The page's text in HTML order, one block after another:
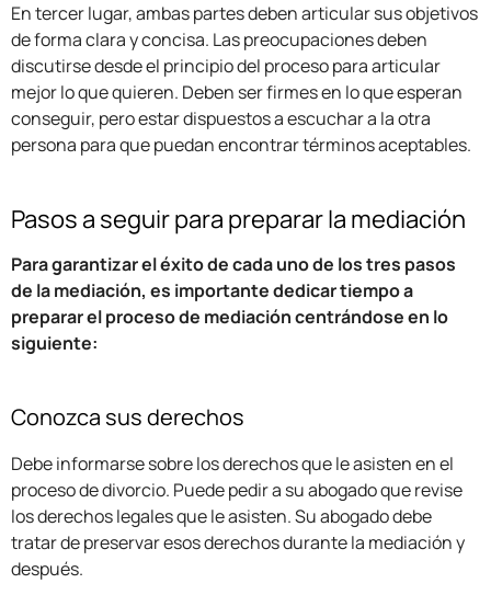
En tercer lugar, ambas partes deben articular sus objetivos
de forma clara y concisa. Las preocupaciones deben
discutirse desde el principio del proceso para articular
mejor lo que quieren. Deben ser firmes en lo que esperan
conseguir, pero estar dispuestos a escuchar a la otra
persona para que puedan encontrar términos aceptables.
Pasos a seguir para preparar la mediación
Para garantizar el éxito de cada uno de los tres pasos
de la mediación, es importante dedicar tiempo a
preparar el proceso de mediación centrándose en lo
siguiente:
Conozca sus derechos
Debe informarse sobre los derechos que le asisten en el
proceso de divorcio. Puede pedir a su abogado que revise
los derechos legales que le asisten. Su abogado debe
tratar de preservar esos derechos durante la mediación y
después.